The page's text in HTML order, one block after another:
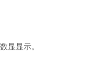
显显示。